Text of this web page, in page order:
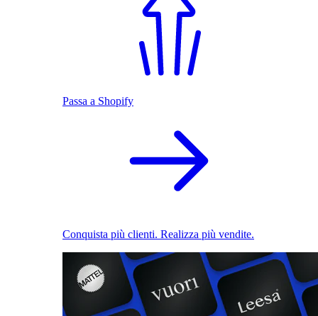
Passa a Shopify
Conquista più clienti. Realizza più vendite.